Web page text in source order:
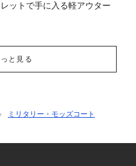
ットで手に入る軽アウター
と見る
ミリタリー・モッズコート